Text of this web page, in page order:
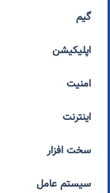
گیم
اپلیکیشن
امنیت
اینترنت
سخت افزار
سیستم عامل